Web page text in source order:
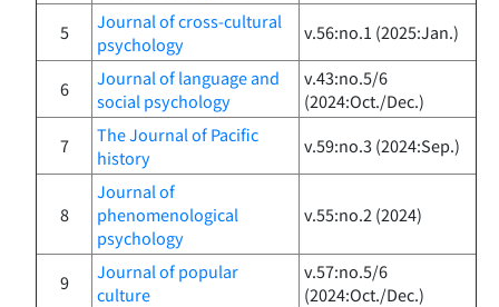
5
Journal of cross-cultural
psychology
v.56:no.1 (2025:Jan.)
6
Journal of language and
social psychology
v.43:no.5/6
(2024:Oct./Dec.)
7
The Journal of Pacific
history
v.59:no.3 (2024:Sep.)
8
Journal of
phenomenological
psychology
v.55:no.2 (2024)
9
Journal of popular
culture
v.57:no.5/6
(2024:Oct./Dec.)